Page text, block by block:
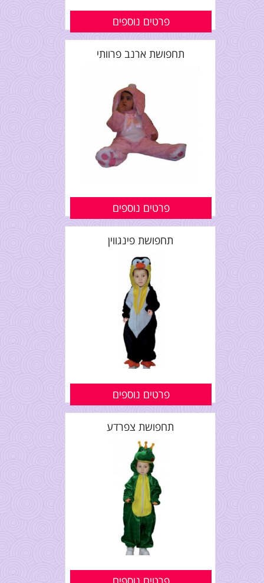
פרטים נוספים
תחפושת ארנב פרוותי
פרטים נוספים
תחפושת פינגווין
פרטים נוספים
תחפושת צפרדע